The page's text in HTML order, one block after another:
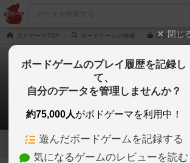
ボドゲーマTOP ボードゲームの検索 奉祝江戸京
奉祝江戸京都駅伝
1件のルール/インスト
10 1
閉じ
ボードゲームのプレイ履歴を記録し
て、
自分のデータを管理しませんか？
約75,000人がボドゲーマを利用中！
遊んだボードゲームを記録する
気になるゲームのレビューを読む